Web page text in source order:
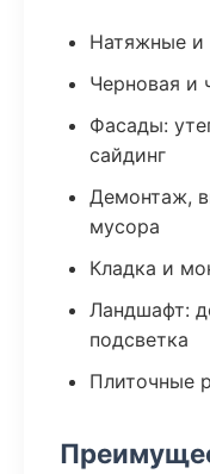
Натяжные и
Черновая и
Фасады:
сайдинг
Демонтаж,
мусора
Кладка и
Ландшафт:
подсветка
Плиточные